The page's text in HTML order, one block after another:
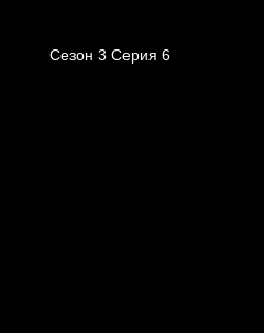
Сезон 3 Серия 6